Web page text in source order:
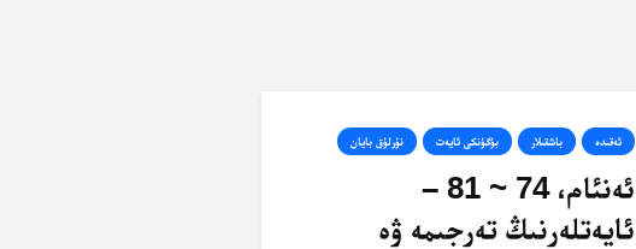
ئەقىدە باشقىلار بۈگۈنكى ئايەت نۇرلۇق بايان
ئەنئام، 74 ~ 81 –
ئايەتلەرنىڭ تەرجىمە ۋە